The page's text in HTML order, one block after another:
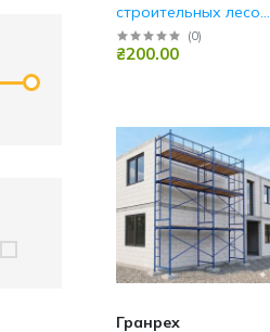
строительных лесов
Киевская область
(0)
₴200.00
Гранрех